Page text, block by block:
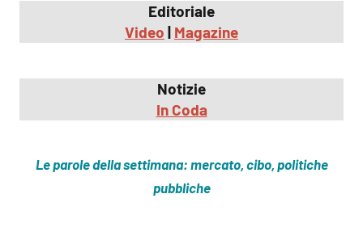
Editoriale
Video | Magazine
Notizie
In Coda
Le parole della settimana: mercato, cibo, politiche
pubbliche